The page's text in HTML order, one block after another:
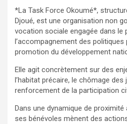
*La Task Force Okoumé*,
Djoué, est une organisation non
vocation sociale engagée dans le
l’accompagnement des politiques
promotion du développement
Elle agit concrètement sur des
l’habitat précaire, le chômage des
renforcement de la participation
Dans une dynamique de
ses bénévoles mènent des